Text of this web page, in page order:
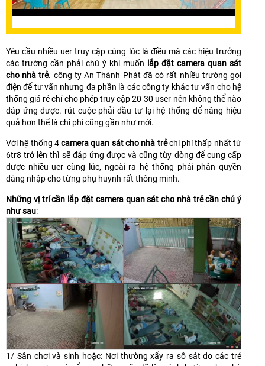
Yêu cầu nhiều uer truy cập cùng lúc là điều mà các hiệu trưởng
các trường cần phải chú ý khi muốn lắp đặt camera quan sát
cho nhà trẻ. công ty An Thành Phát đã có rất nhiều trường gọi
điện để tư vấn nhưng đa phần là các công ty khác tư vấn cho hệ
thống giá rẻ chỉ cho phép truy cập 20-30 user nên không thể nào
đáp ứng được. rút cuộc phải đầu tư lại hệ thống để nâng hiệu
quả hơn thế là chi phí cũng gần như mới.
Với hệ thống 4camera quan sát cho nhà trẻchi phí thấp nhất từ
6tr8 trở lên thì sẽ đáp ứng được và cũng tùy dòng để cung cấp
được nhiều uer cùng lúc, ngoài ra hệ thống phải phân quyền
đăng nhập cho từng phụ huynh rất thông minh.
Những vị trí cần lắp đặt camera quan sát cho nhà trẻ cần chú ý
như sau:
1/ Sân chơi và sinh hoặc: Nơi thường xẩy ra sô sát do các trẻ